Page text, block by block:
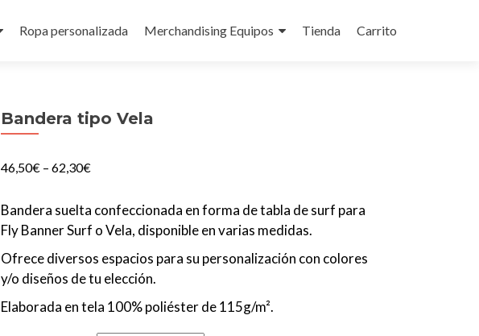
Ropa personalizada Merchandising Equipos Tienda Carrito
Bandera tipo Vela
46,50€– 62,30€
Bandera suelta confeccionada en forma de tabla de surf para
Fly Banner Surf o Vela, disponible en varias medidas.
Ofrece diversos espacios para su personalización con colores
y/o diseños de tu elección.
Elaborada en tela 100% poliéster de 115g/m².